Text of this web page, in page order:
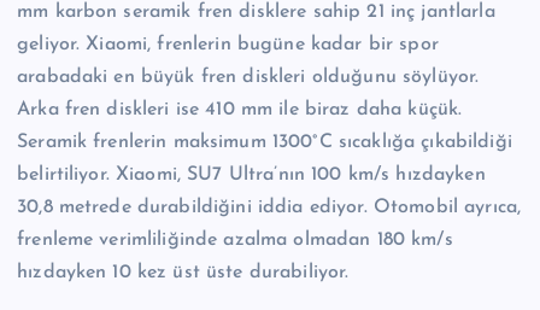
mm karbon seramik fren disklere sahip 21 inç jantlarla
geliyor. Xiaomi, frenlerin bugüne kadar bir spor
arabadaki en büyük fren diskleri olduğunu söylüyor.
Arka fren diskleri ise 410 mm ile biraz daha küçük.
Seramik frenlerin maksimum 1300°C sıcaklığa çıkabildiği
belirtiliyor. Xiaomi, SU7 Ultra’nın 100 km/s hızdayken
30,8 metrede durabildiğini iddia ediyor. Otomobil ayrıca,
frenleme verimliliğinde azalma olmadan 180 km/s
hızdayken 10 kez üst üste durabiliyor.